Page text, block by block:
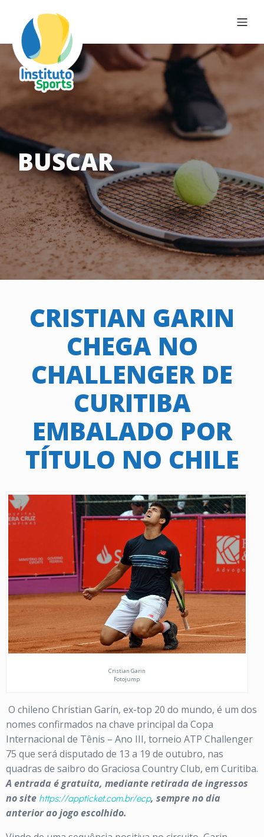
BUSCAR
CRISTIAN GARIN
CHEGA NO
CHALLENGER DE
CURITIBA
EMBALADO POR
TÍTULO NO CHILE
Cristian Garin
Fotojump
O chileno Christian Garin, ex-top 20 do mundo, é um dos
nomes confirmados na chave principal da Copa
Internacional de Tênis – Ano III, torneio ATP Challenger
75 que será disputado de 13 a 19 de outubro, nas
quadras de saibro do Graciosa Country Club, em Curitiba.
A entrada é gratuita, mediante retirada de ingressos
no site https://appticket.com.br/ecp, sempre no dia
anterior ao jogo escolhido.